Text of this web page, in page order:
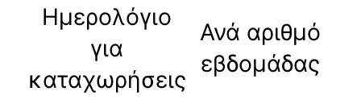
Ημερολόγιο
για
καταχωρήσεις
Ανά αριθμό
εβδομάδας